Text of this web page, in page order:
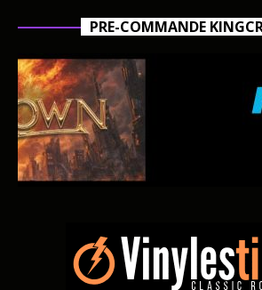
PRE-COMMANDE